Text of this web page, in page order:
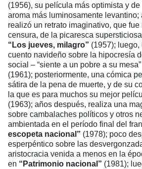
(1956), su película más optimista y
aroma más luminosamente levantino;
realizó un retrato imaginativo, que
censura, de la picaresca
“Los jueves, milagro” (1957);
cuento navideño sobre la hipocresía
social – “siente a un pobre a su
(1961); posteriormente, una cómica
sátira de la pena de muerte, y de su
la que es para muchos su mejor
(1963); años después, realiza una
sobre cambalaches políticos y otros
ambientada en el período final del
escopeta nacional” (1978); poco
esperpéntico sobre las
aristocracia venida a menos en la
en “Patrimonio nacional” (1981);